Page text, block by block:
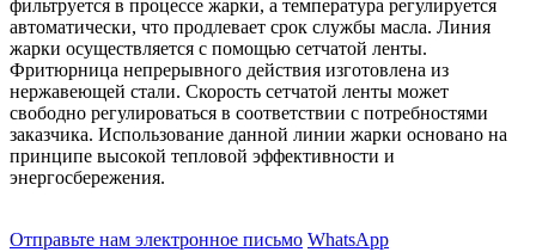
фильтруется в процессе жарки, а температура регулируется
автоматически, что продлевает срок службы масла. Линия
жарки осуществляется с помощью сетчатой ​​ленты.
Фритюрница непрерывного действия изготовлена ​​из
нержавеющей стали. Скорость сетчатой ​​ленты может
свободно регулироваться в соответствии с потребностями
заказчика. Использование данной линии жарки основано на
принципе высокой тепловой эффективности и
энергосбережения.
Отправьте нам электронное письмо WhatsApp